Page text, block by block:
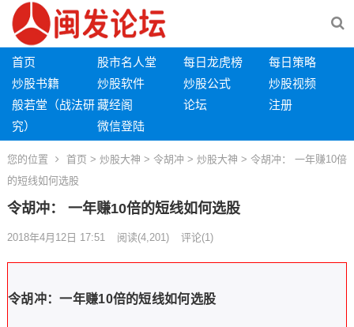
首页 股市名人堂 每日龙虎榜
每日策略
炒股书籍
炒股软件 炒股公式
炒股视频
般若堂（战法研
究）
藏经阁 论坛
注册
微信登陆
您的位置 首页 > 炒股大神 > 令胡冲 > 炒股大神 > 令胡冲： 一年赚10倍
的短线如何选股
令胡冲： 一年赚10倍的短线如何选股
2018年4月12日 17:51 阅读(4,201) 评论(1)
令胡冲：一年赚10倍的短线如何选股